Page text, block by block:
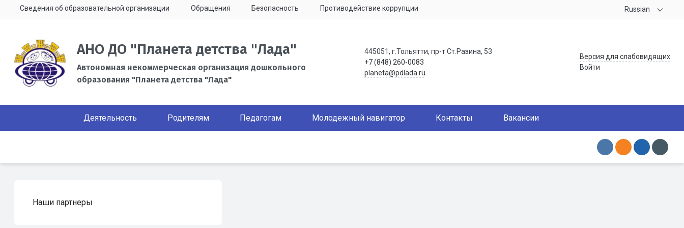
Сведения об образовательной организации Обращения Безопасность Противодействие коррупции Russian
АНО ДО "Планета детства "Лада"
Автономная некоммерческая организация дошкольного
образования "Планета детства "Лада"
445051, г.Тольятти, пр-т Ст.Разина, 53
+7 (848) 260-0083
planeta@pdlada.ru
Версия для слабовидящих
Войти
Деятельность Родителям Педагогам Молодежный навигатор Контакты Вакансии
Наши партнеры